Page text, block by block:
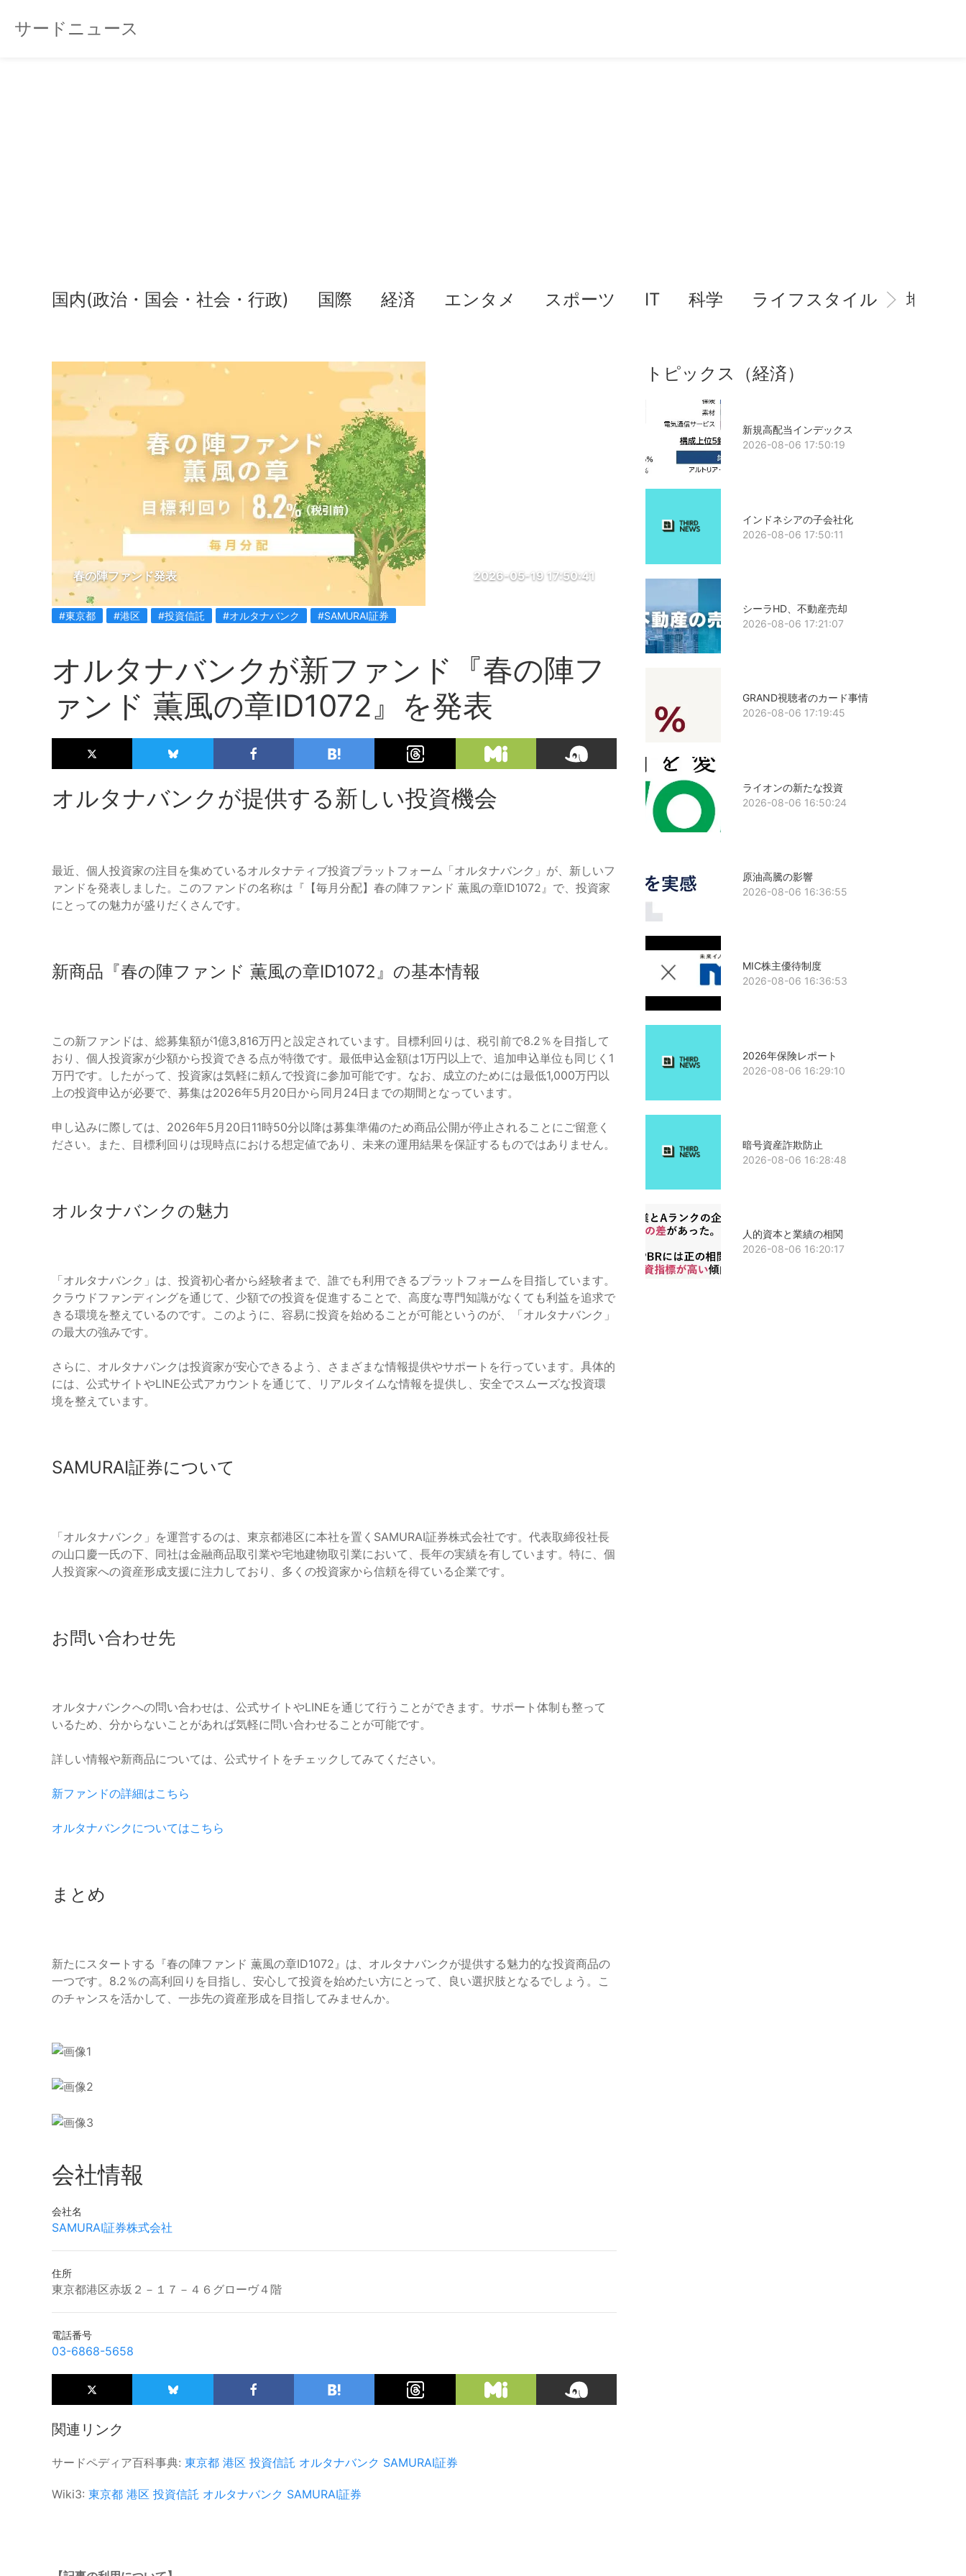
サードニュース
国内(政治・国会・社会・行政) 国際 経済 エンタメ スポーツ IT 科学 ライフスタイル 地域情
春の陣ファンド発表 2026-05-19 17:50:41
#東京都 #港区 #投資信託 #オルタナバンク #SAMURAI証券
オルタナバンクが新ファンド『春の陣フ
ァンド 薫風の章ID1072』を発表
オルタナバンクが提供する新しい投資機会
最近、個人投資家の注目を集めているオルタナティブ投資プラットフォーム「オルタナバンク」が、新しいフ
ァンドを発表しました。このファンドの名称は『【毎月分配】春の陣ファンド 薫風の章ID1072』で、投資家
にとっての魅力が盛りだくさんです。
新商品『春の陣ファンド 薫風の章ID1072』の基本情報
この新ファンドは、総募集額が1億3,816万円と設定されています。目標利回りは、税引前で8.2％を目指して
おり、個人投資家が少額から投資できる点が特徴です。最低申込金額は1万円以上で、追加申込単位も同じく1
万円です。したがって、投資家は気軽に頼んで投資に参加可能です。なお、成立のためには最低1,000万円以
上の投資申込が必要で、募集は2026年5月20日から同月24日までの期間となっています。
申し込みに際しては、2026年5月20日11時50分以降は募集準備のため商品公開が停止されることにご留意く
ださい。また、目標利回りは現時点における想定値であり、未来の運用結果を保証するものではありません。
オルタナバンクの魅力
「オルタナバンク」は、投資初心者から経験者まで、誰でも利用できるプラットフォームを目指しています。
クラウドファンディングを通じて、少額での投資を促進することで、高度な専門知識がなくても利益を追求で
きる環境を整えているのです。このように、容易に投資を始めることが可能というのが、「オルタナバンク」
の最大の強みです。
さらに、オルタナバンクは投資家が安心できるよう、さまざまな情報提供やサポートを行っています。具体的
には、公式サイトやLINE公式アカウントを通じて、リアルタイムな情報を提供し、安全でスムーズな投資環
境を整えています。
SAMURAI証券について
「オルタナバンク」を運営するのは、東京都港区に本社を置くSAMURAI証券株式会社です。代表取締役社長
の山口慶一氏の下、同社は金融商品取引業や宅地建物取引業において、長年の実績を有しています。特に、個
人投資家への資産形成支援に注力しており、多くの投資家から信頼を得ている企業です。
お問い合わせ先
オルタナバンクへの問い合わせは、公式サイトやLINEを通じて行うことができます。サポート体制も整って
いるため、分からないことがあれば気軽に問い合わせることが可能です。
詳しい情報や新商品については、公式サイトをチェックしてみてください。
新ファンドの詳細はこちら
オルタナバンクについてはこちら
まとめ
新たにスタートする『春の陣ファンド 薫風の章ID1072』は、オルタナバンクが提供する魅力的な投資商品の
一つです。8.2％の高利回りを目指し、安心して投資を始めたい方にとって、良い選択肢となるでしょう。こ
のチャンスを活かして、一歩先の資産形成を目指してみませんか。
会社情報
会社名
SAMURAI証券株式会社
住所
東京都港区赤坂２－１７－４６グローヴ４階
電話番号
03-6868-5658
関連リンク
サードペディア百科事典: 東京都 港区 投資信託 オルタナバンク SAMURAI証券
Wiki3: 東京都 港区 投資信託 オルタナバンク SAMURAI証券
トピックス（経済）
新規高配当インデックス
2026-08-06 17:50:19
インドネシアの子会社化
2026-08-06 17:50:11
シーラHD、不動産売却
2026-08-06 17:21:07
GRAND視聴者のカード事情
2026-08-06 17:19:45
ライオンの新たな投資
2026-08-06 16:50:24
原油高騰の影響
2026-08-06 16:36:55
MIC株主優待制度
2026-08-06 16:36:53
2026年保険レポート
2026-08-06 16:29:10
暗号資産詐欺防止
2026-08-06 16:28:48
人的資本と業績の相関
2026-08-06 16:20:17